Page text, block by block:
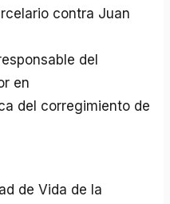
contra Juan
del
en
del corregimiento de
de Vida de la